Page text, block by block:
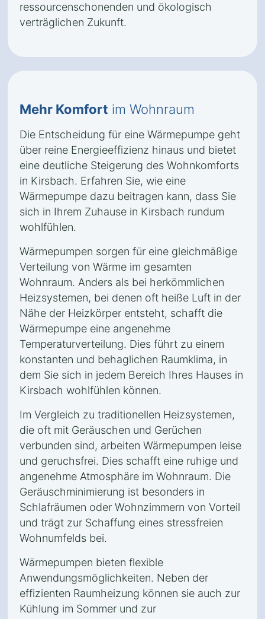
ressourcenschonenden und ökologisch
verträglichen Zukunft.
Mehr Komfort im Wohnraum
Die Entscheidung für eine Wärmepumpe geht
über reine Energieeffizienz hinaus und bietet
eine deutliche Steigerung des Wohnkomforts
in Kirsbach. Erfahren Sie, wie eine
Wärmepumpe dazu beitragen kann, dass Sie
sich in Ihrem Zuhause in Kirsbach rundum
wohlfühlen.
Wärmepumpen sorgen für eine gleichmäßige
Verteilung von Wärme im gesamten
Wohnraum. Anders als bei herkömmlichen
Heizsystemen, bei denen oft heiße Luft in der
Nähe der Heizkörper entsteht, schafft die
Wärmepumpe eine angenehme
Temperaturverteilung. Dies führt zu einem
konstanten und behaglichen Raumklima, in
dem Sie sich in jedem Bereich Ihres Hauses in
Kirsbach wohlfühlen können.
Im Vergleich zu traditionellen Heizsystemen,
die oft mit Geräuschen und Gerüchen
verbunden sind, arbeiten Wärmepumpen leise
und geruchsfrei. Dies schafft eine ruhige und
angenehme Atmosphäre im Wohnraum. Die
Geräuschminimierung ist besonders in
Schlafräumen oder Wohnzimmern von Vorteil
und trägt zur Schaffung eines stressfreien
Wohnumfelds bei.
Wärmepumpen bieten flexible
Anwendungsmöglichkeiten. Neben der
effizienten Raumheizung können sie auch zur
Kühlung im Sommer und zur